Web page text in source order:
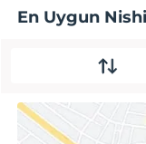
En Uygun